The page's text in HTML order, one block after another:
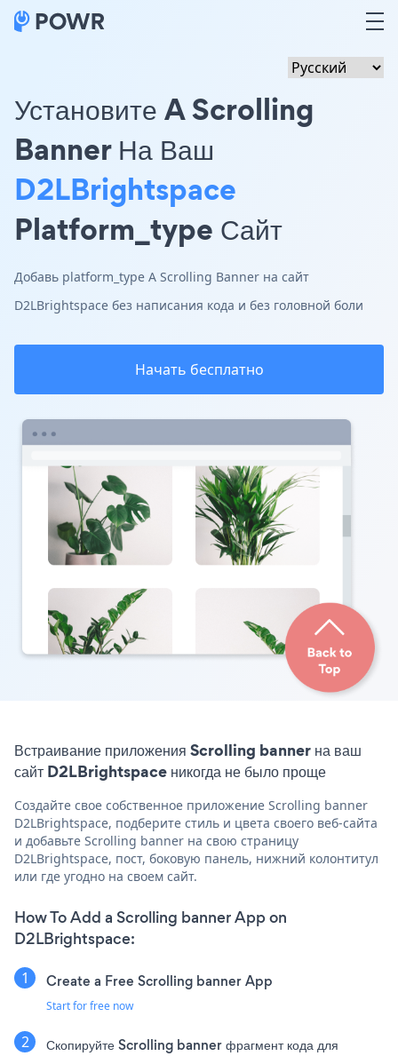
Установите A Scrolling
Banner На Ваш
D2LBrightspace
Platform_type Сайт
Добавь platform_type A Scrolling Banner на сайт
D2LBrightspace без написания кода и без головной боли
Начать бесплатно
Встраивание приложения Scrolling banner на ваш
сайт D2LBrightspace никогда не было проще
Создайте свое собственное приложение Scrolling banner
D2LBrightspace, подберите стиль и цвета своего веб-сайта
и добавьте Scrolling banner на свою страницу
D2LBrightspace, пост, боковую панель, нижний колонтитул
или где угодно на своем сайт.
How To Add a Scrolling banner App on
D2LBrightspace:
Create a Free Scrolling banner App
Start for free now
Скопируйте Scrolling banner фрагмент кода для